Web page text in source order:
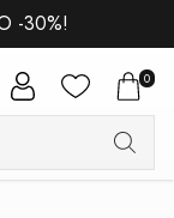
-30%!
0